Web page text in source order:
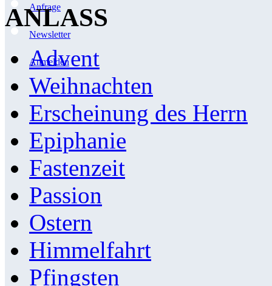
Anfrage
Newsletter
Anmelden
ANLASS
Advent
Weihnachten
Erscheinung des Herrn
Epiphanie
Fastenzeit
Passion
Ostern
Himmelfahrt
Pfingsten